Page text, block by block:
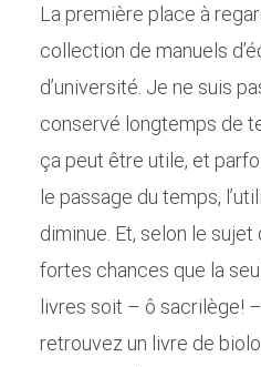
La première place à
collection de manuels
d’université. Je ne suis
conservé longtemps de
ça peut être utile, et
le passage du temps,
diminue. Et, selon le
fortes chances que la
livres soit – ô sacrilège!
retrouvez un livre de